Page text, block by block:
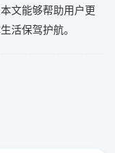
文能够帮助用户更
活保驾护航。